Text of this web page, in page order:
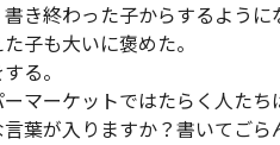
終わった子からするように
も大いに褒めた。
る。
マーケットではたらく人
が入りますか？書いてごら